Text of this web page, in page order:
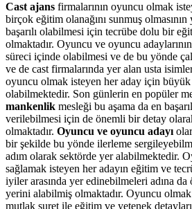
Cast ajans firmalarının oyuncu olmak
birçok eğitim olanağını sunmuş olmasının
başarılı olabilmesi için tecrübe dolu bir
olmaktadır. Oyuncu ve oyuncu
süreci içinde olabilmesi ve de bu yönde
ve de cast firmalarında yer alan usta
oyuncu olmak isteyen her aday için
olabilmektedir. Son günlerin en popüler
mankenlik mesleği bu aşama da en
verilebilmesi için de önemli bir detay
olmaktadır. Oyuncu ve oyuncu adayı
bir şekilde bu yönde ilerleme
adım olarak sektörde yer alabilmektedir.
sağlamak isteyen her adayın eğitim ve
iyiler arasında yer edinebilmeleri adına
yerini alabilmiş olmaktadır. Oyuncu olmak
mutlak suret ile eğitim ve yetenek